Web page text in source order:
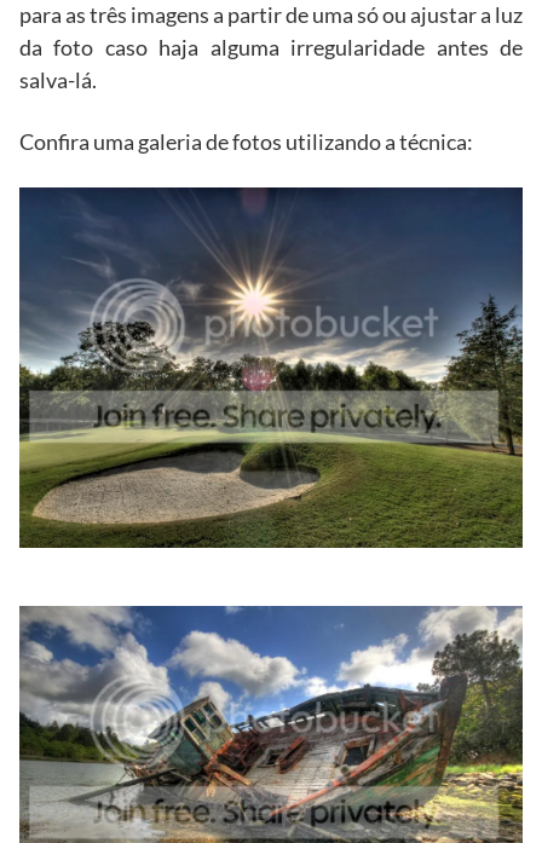
para as três imagens a partir de uma só ou ajustar a luz
da foto caso haja alguma irregularidade antes de
salva-lá.
Confira uma galeria de fotos utilizando a técnica: